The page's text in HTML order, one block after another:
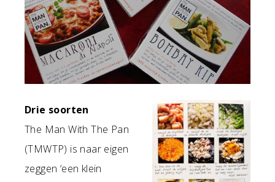
Drie soorten
The Man With The Pan
(TMWTP) is naar eigen
zeggen ‘een klein